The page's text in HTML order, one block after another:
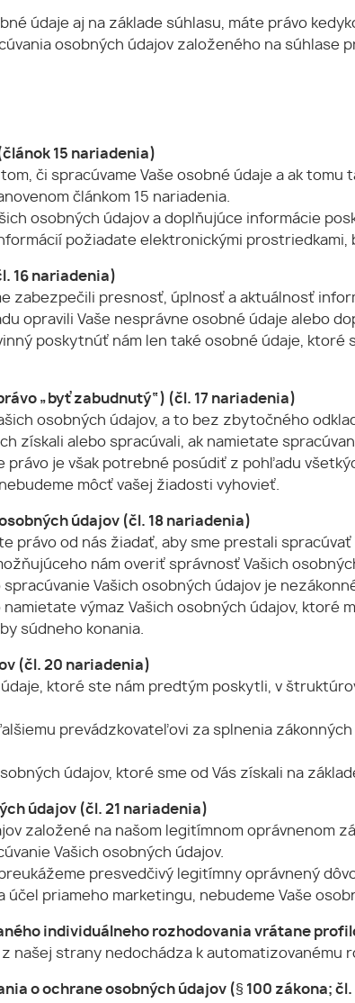
údaje aj na základe súhlasu, máte právo
osobných údajov založeného na súhlase
15 nariadenia)
či spracúvame Vaše osobné údaje a ak
článkom 15 nariadenia.
osobných údajov a doplňujúce informácie
požiadate elektronickými prostriedkami,
16 nariadenia)
zabezpečili presnosť, úplnosť a aktuálnosť
opravili Vaše nesprávne osobné údaje alebo
poskytnúť nám len také osobné údaje,
„byť zabudnutý“) (čl. 17 nariadenia)
osobných údajov, a to bez zbytočného
získali alebo spracúvali, ak namietate
právo je však potrebné posúdiť z pohľadu
môcť vašej žiadosti vyhovieť.
údajov (čl. 18 nariadenia)
právo od nás žiadať, aby sme prestali
nám overiť správnosť Vašich
Vašich osobných údajov je
výmaz Vašich osobných údajov, ktoré
súdneho konania.
(čl. 20 nariadenia)
ktoré ste nám predtým poskytli, v
prevádzkovateľovi za splnenia
údajov, ktoré sme od Vás získali na
údajov (čl. 21 nariadenia)
založené na našom legitímnom oprávnenom
Vašich osobných údajov.
presvedčivý legitímny oprávnený
účel priameho marketingu, nebudeme Vaše
individuálneho rozhodovania vrátane
našej strany nedochádza k automatizovanému
o ochrane osobných údajov (§ 100 zákona; čl.